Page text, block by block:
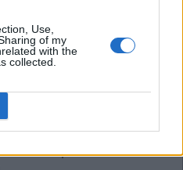
Use,
of my
with the
collected.
quebra-cabeça:
consumo de açúcar
de sol esportivos